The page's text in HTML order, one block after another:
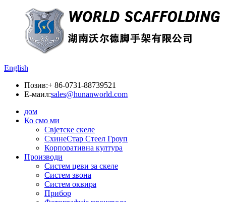
English
Позив:+ 86-0731-88739521
Е-маил:sales@hunanworld.com
дом
Ко смо ми
Свјетске скеле
СхинеСтар Стеел Гроуп
Корпоративна култура
Производи
Систем цеви за скеле
Систем звона
Систем оквира
Прибор